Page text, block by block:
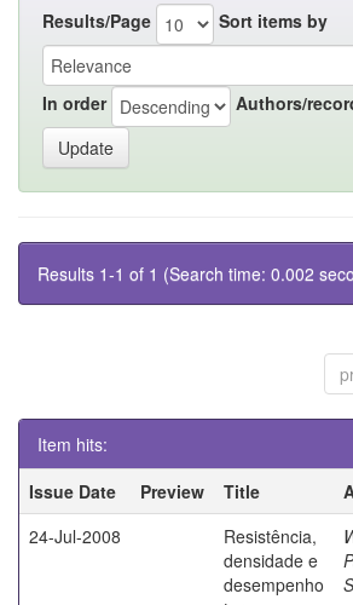
Results/Page Sort items by
In order Authors/
Results 1-1 of 1 (Search time: 0.002
Item hits:
Issue Date
Preview Title
24-Jul-2008
Resistência,
densidade e
desempenho